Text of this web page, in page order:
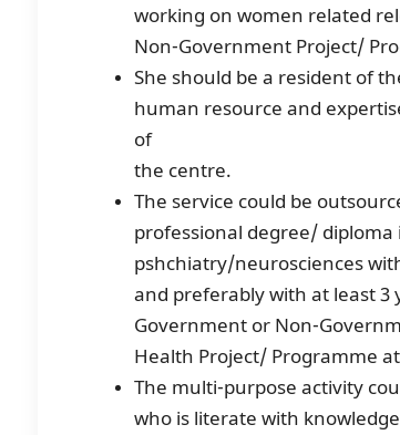
working on women related
Non-Government Project/
She should be a resident of
human resource and
of
the centre.
The service could be
professional degree/ diploma
pshchiatry/neurosciences
and preferably with at least 3
Government or Non-
Health Project/ Programme
The multi-purpose activity
who is literate with